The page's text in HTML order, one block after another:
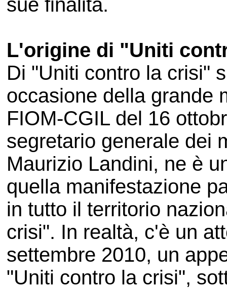
sue finalità.
L'origine di "Uniti
Di "Uniti contro la crisi"
occasione della grande
FIOM-CGIL del 16
segretario generale dei
Maurizio Landini, ne è
quella manifestazione
in tutto il territorio
crisi". In realtà, c'è un
settembre 2010, un
"Uniti contro la crisi",